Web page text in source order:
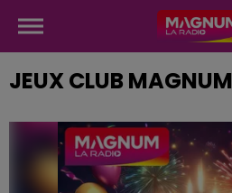
JEUX CLUB MAGNUM